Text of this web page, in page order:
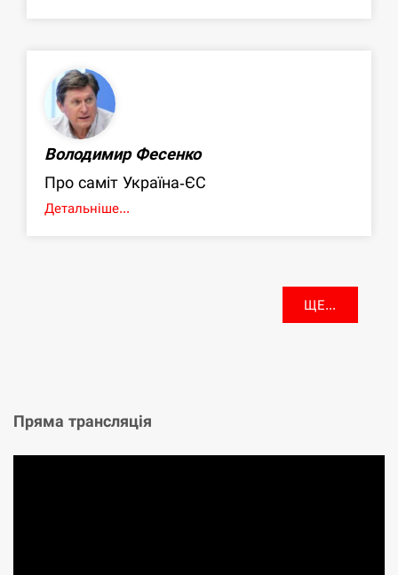
Володимир Фесенко
Про саміт Україна-ЄС
Детальніше...
ЩЕ...
Пряма трансляція